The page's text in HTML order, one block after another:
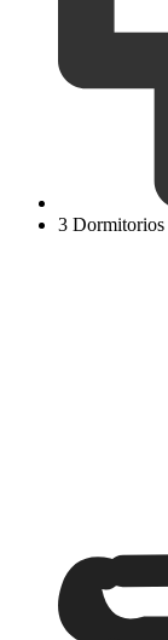
3 Dormitorios